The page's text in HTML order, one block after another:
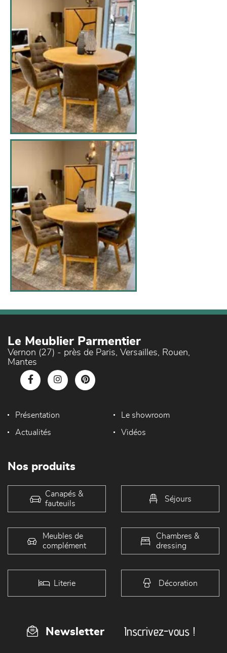
Le Meublier Parmentier
Vernon (27) - près de Paris, Versailles, Rouen,
Mantes
Présentation Le showroom
Actualités Vidéos
Nos produits
Canapés &
fauteuils
Séjours
Meubles de
complément
Chambres &
dressing
Literie Décoration
Newsletter Inscrivez-vous !